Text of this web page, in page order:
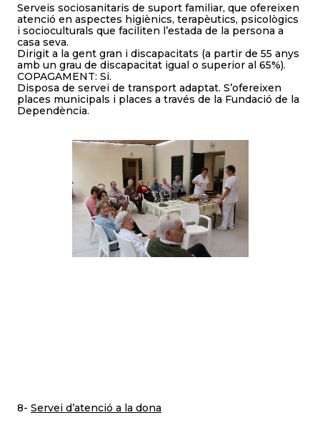
Serveis sociosanitaris de suport familiar, que ofereixen
atenció en aspectes higiènics, terapèutics, psicològics
i socioculturals que faciliten l’estada de la persona a
casa seva.
Dirigit a la gent gran i discapacitats (a partir de 55 anys
amb un grau de discapacitat igual o superior al 65%).
COPAGAMENT: Si.
Disposa de servei de transport adaptat. S’ofereixen
places municipals i places a través de la Fundació de la
Dependència.
8- Servei d’atenció a la dona